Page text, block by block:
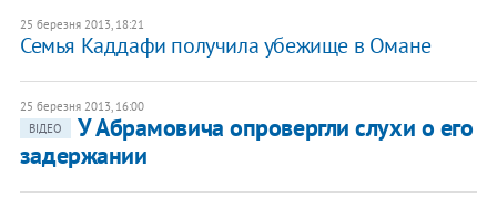
25 березня 2013, 18:21
Семья Каддафи получила убежище в Омане
25 березня 2013, 16:00
ВІДЕО
У Абрамовича опровергли слухи о его
задержании